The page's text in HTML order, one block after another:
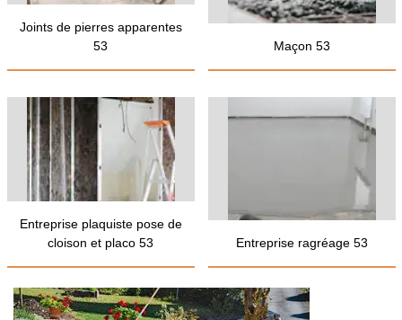
Joints de pierres apparentes
53
Maçon 53
Entreprise plaquiste pose de
cloison et placo 53
Entreprise ragréage 53